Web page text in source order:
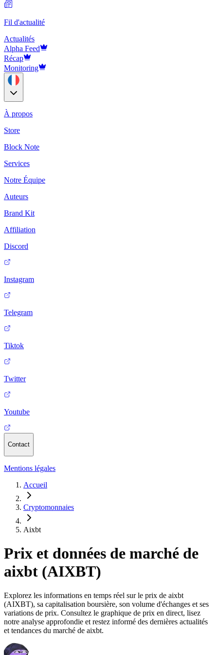
Fil d'actualité
Actualités
Alpha Feed
Récap
Monitoring
À propos
Store
Block Note
Services
Notre Équipe
Auteurs
Brand Kit
Affiliation
Discord
Instagram
Telegram
Tiktok
Twitter
Youtube
Contact
Mentions légales
Accueil
Cryptomonnaies
Aixbt
Prix et données de marché de
aixbt (AIXBT)
Explorez les informations en temps réel sur le prix de aixbt
(AIXBT), sa capitalisation boursière, son volume d'échanges et ses
variations de prix. Consultez le graphique de prix en direct, lisez
notre analyse approfondie et restez informé des dernières actualités
et tendances du marché de aixbt.